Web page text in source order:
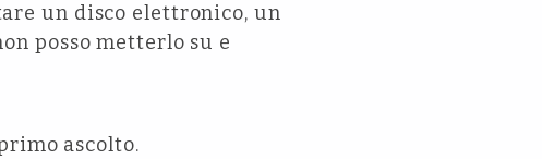
un disco elettronico, un
posso metterlo su e
ascolto.